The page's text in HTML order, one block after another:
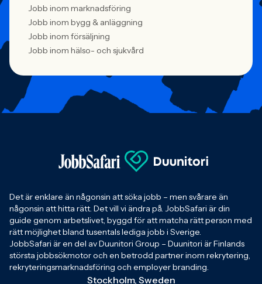
Jobb inom marknadsföring
Jobb inom bygg & anläggning
Jobb inom försäljning
Jobb inom hälso- och sjukvård
Det är enklare än någonsin att söka jobb – men svårare än
någonsin att hitta rätt. Det vill vi ändra på. JobbSafari är din
guide genom arbetslivet, byggd för att matcha rätt person med
rätt möjlighet bland tusentals lediga jobb i Sverige.
JobbSafari är en del av Duunitori Group – Duunitori är Finlands
största jobbsökmotor och en betrodd partner inom rekrytering,
rekryteringsmarknadsföring och employer branding.
Stockholm, Sweden